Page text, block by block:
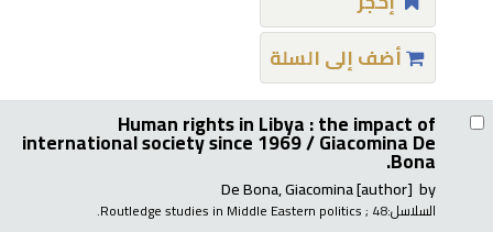
أضف إلى السلة
Human rights in Libya : the impact of
international society since 1969 /Giacomina De
Bona.
by
De Bona, Giacomina[author]
السلاسل: Routledge studies in Middle Eastern politics; 48.